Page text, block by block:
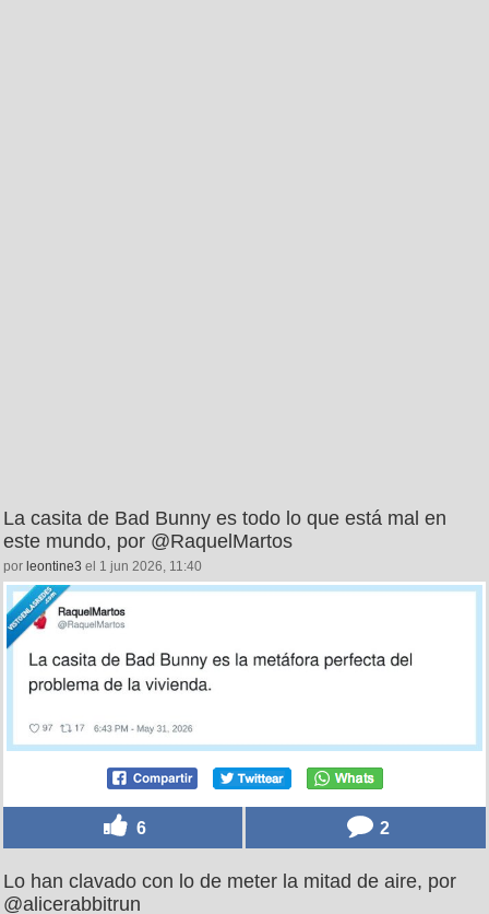
La casita de Bad Bunny es todo lo que está mal en
este mundo, por @RaquelMartos
por leontine3 el 1 jun 2026, 11:40
6 2
Lo han clavado con lo de meter la mitad de aire, por
@alicerabbitrun